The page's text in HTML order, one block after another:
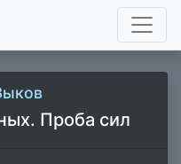
Проба сил